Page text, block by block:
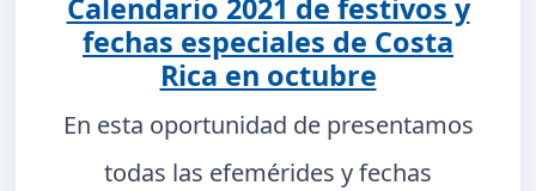
Calendario 2021 de festivos y
fechas especiales de Costa
Rica en octubre
En esta oportunidad de presentamos
todas las efemérides y fechas